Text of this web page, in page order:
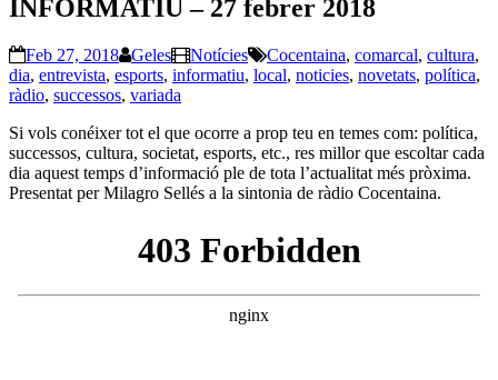
INFORMATIU – 27 febrer 2018
Feb 27, 2018 Geles Notícies Cocentaina, comarcal, cultura,
dia, entrevista, esports, informatiu, local, noticies, novetats, política,
ràdio, successos, variada
Si vols conéixer tot el que ocorre a prop teu en temes com: política,
successos, cultura, societat, esports, etc., res millor que escoltar cada
dia aquest temps d’informació ple de tota l’actualitat més pròxima.
Presentat per Milagro Sellés a la sintonia de ràdio Cocentaina.